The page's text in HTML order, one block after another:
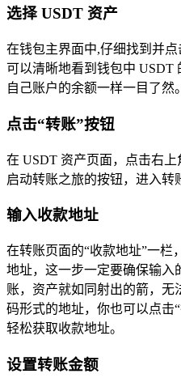
选择 USDT 资产
在钱包主界面中,仔细找到并
可以清晰地看到钱包中 USDT
自己账户的余额一样一目了然。
点击“转账”按钮
在 USDT 资产页面，点击右
启动转账之旅的按钮，进入转
输入收款地址
在转账页面的“收款地址”一栏
地址，这一步一定要确保输入
账，资产就如同射出的箭，无
码形式的地址，你也可以点击
轻松获取收款地址。
设置转账金额